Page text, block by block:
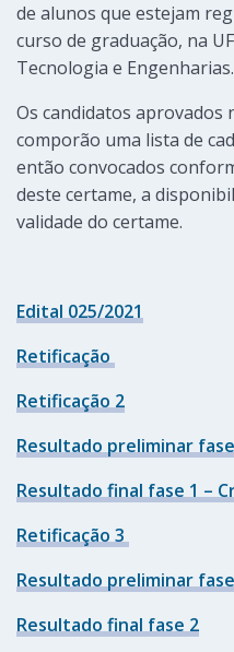
de alunos que estejam
curso de graduação, na
Tecnologia e Engenharias.
Os candidatos aprovados
comporão uma lista de
então convocados
deste certame, a
validade do certame.
Edital 025/2021
Retificação
Retificação 2
Resultado preliminar
Resultado final fase 1 –
Retificação 3
Resultado preliminar
Resultado final fase 2